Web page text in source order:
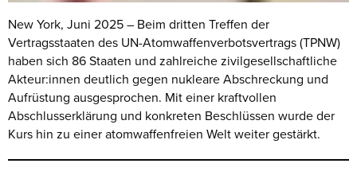
New York, Juni 2025 – Beim dritten Treffen der
Vertragsstaaten des UN-Atomwaffenverbotsvertrags (TPNW)
haben sich 86 Staaten und zahlreiche zivilgesellschaftliche
Akteur:innen deutlich gegen nukleare Abschreckung und
Aufrüstung ausgesprochen. Mit einer kraftvollen
Abschlusserklärung und konkreten Beschlüssen wurde der
Kurs hin zu einer atomwaffenfreien Welt weiter gestärkt.